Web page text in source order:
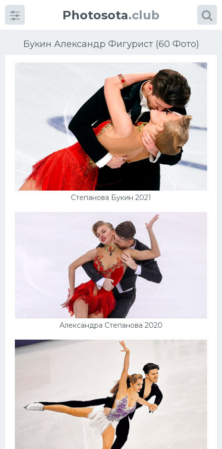
Photosota.club
Букин Александр Фигурист (60 Фото)
Степанова Букин 2021
Александра Степанова 2020
Категории Фото
Еще картинки...
Футбол
Баскетбол
Интерьер квартиры